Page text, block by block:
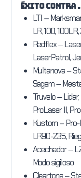
éxito contra
LTI –
LR, 100,
Redflex –
LaserPatrol,
Multanova –
Sagem –
Truvelo –
ProLaser II,
Kustom – Pro-
LR90-235,
Acechador –
Modo sigiloso
Cleartone –